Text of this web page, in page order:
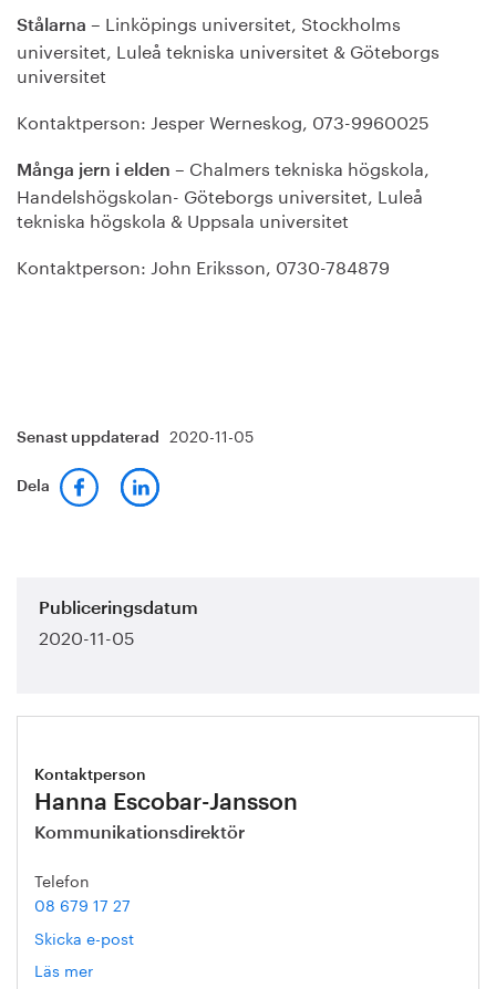
Stålarna – Linköpings universitet, Stockholms
universitet, Luleå tekniska universitet & Göteborgs
universitet
Kontaktperson: Jesper Werneskog, 073-9960025
Många jern i elden – Chalmers tekniska högskola,
Handelshögskolan- Göteborgs universitet, Luleå
tekniska högskola & Uppsala universitet
Kontaktperson: John Eriksson, 0730-784879
Senast uppdaterad 2020-11-05
Dela
Publiceringsdatum
2020-11-05
Kontaktperson
Hanna Escobar-Jansson
Kommunikationsdirektör
Telefon
08 679 17 27
Skicka e-post
Läs mer